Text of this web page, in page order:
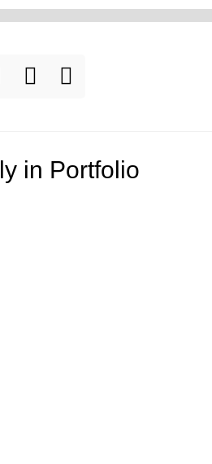
in Portfolio